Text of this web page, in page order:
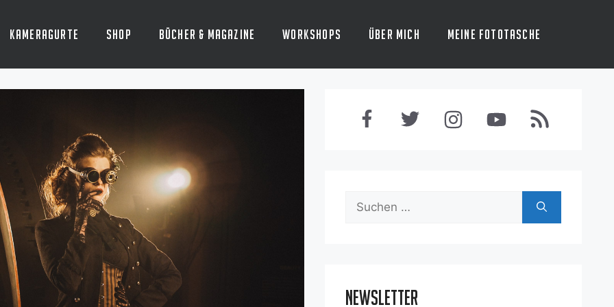
Kameragurte Shop Bücher & Magazine Workshops Über mich Meine Fototasche
Suchen
Newsletter